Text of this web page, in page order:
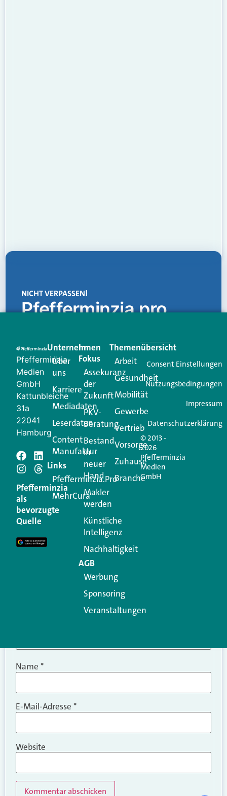
NICHT VERPASSEN!
Pfefferminzia.pro
Creator für Ihre Kundenkommunikation. Alles, was
Ihren Vertriebsalltag leichter macht. Mit nur einem
Login.
Jetzt anmelden
Schreiben Sie einen
Kommentar
Ihre E-Mail-Adresse wird nicht veröffentlicht.
Erforderliche Felder sind mit
Kommentar
Name *
E-Mail-Adresse *
Website
Pfefferminzia
Medien
GmbH
Kattunbleiche
31a
22041
Hamburg
Pfefferminzia
als
bevorzugte
Quelle
Unternehmen
Über
uns
Karriere
Mediadaten
Leserdaten
Content
Manufaktur
Links
Pfefferminzia.Pro
MehrCura
Im
Fokus
Assekuranz
der
Zukunft
PKV-
Beratung
Bestand
in
neuer
Hand
Makler
werden
Künstliche
Intelligenz
Nachhaltigkeit
AGB
Werbung
Sponsoring
Veranstaltungen
Themenübersicht
Arbeit
Gesundheit
Mobilität
Gewerbe
Vertrieb
Vorsorge
Zuhause
Branche
© 2013 -
2026
Pfefferminzia
Medien
GmbH
Consent Einstellungen
Nutzungsbedingungen
Impressum
Datenschutzerklärung